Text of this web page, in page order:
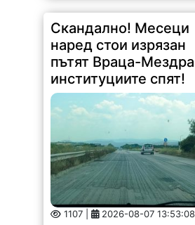
Скандално! Месеци
наред стои изрязан
пътят Враца-Мездра,
институциите спят!
1107 | 2026-08-07 13:53:08